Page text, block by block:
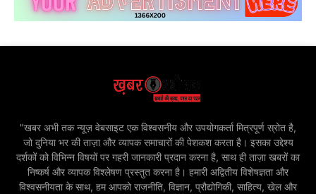
"खबर अभी तक न्यूज़ वेबसाइट एक विश्वसनीय और उपयोगकर्ता मित्रपूर्ण स्रोत है,
जो दुनिया भर की ताज़ा और व्यापक समाचारों की पेशकश करता है। इसका उद्देश्य
दर्शकों को विभिन्न विषयों पर गहरी जानकारी प्रदान करना है, साथ ही ताज़ा खबरों का
निष्कर्ष और व्यापक विश्लेषण प्रस्तुत करना है। हमारी अद्वितीय विशेषज्ञता और
विश्वसनीयता के साथ, हम आपको राजनीति, विज्ञान, प्रौद्योगिकी, साहित्य, खेल और